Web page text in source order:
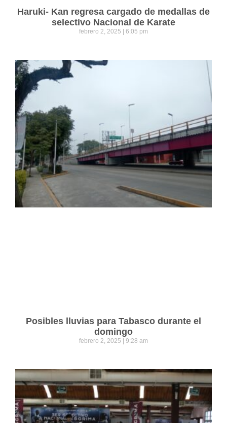
Haruki- Kan regresa cargado de medallas de
selectivo Nacional de Karate
febrero 2, 2025 6:05 pm
Posibles lluvias para Tabasco durante el
domingo
febrero 2, 2025 9:28 am